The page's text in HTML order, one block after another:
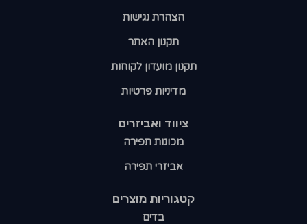
קטגוריות מוצרים​
בדים
ציווד ואביזרים
מכונות תפירה
אביזרי תפירה
הצהרת נגישות
תקנון האתר
תקנון מועדון לקוחות
מדיניות פרטיות